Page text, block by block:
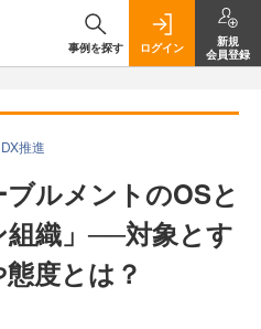
事例を探す ログイン
新規
会員登録
推進
ルメントのOSと
組織」──対象とす
度とは？